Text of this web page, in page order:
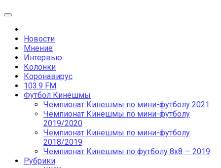
Новости
Мнение
Интервью
Колонки
Коронавирус
103.9 FM
Футбол Кинешмы
Чемпионат Кинешмы по мини-футболу 2021
Чемпионат Кинешмы по мини-футболу
2019/2020
Чемпионат Кинешмы по мини-футболу
2018/2019
Чемпионат Кинешмы по футболу 8х8 — 2019
Рубрики